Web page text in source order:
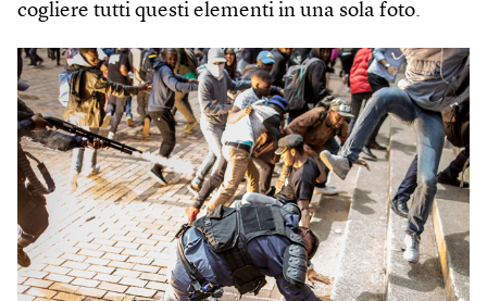
cogliere tutti questi elementi in una sola foto.